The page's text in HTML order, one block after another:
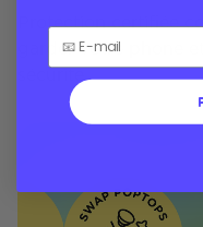
Protection certifiée
garder votre phone
sécurité